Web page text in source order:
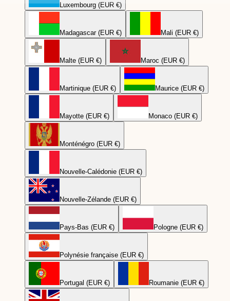
Luxembourg (EUR €)
Madagascar (EUR €) Mali (EUR €)
Malte (EUR €) Maroc (EUR €)
Martinique (EUR €) Maurice (EUR €)
Mayotte (EUR €) Monaco (EUR €)
Monténégro (EUR €)
Nouvelle-Calédonie (EUR €)
Nouvelle-Zélande (EUR €)
Pays-Bas (EUR €) Pologne (EUR €)
Polynésie française (EUR €)
Portugal (EUR €) Roumanie (EUR €)